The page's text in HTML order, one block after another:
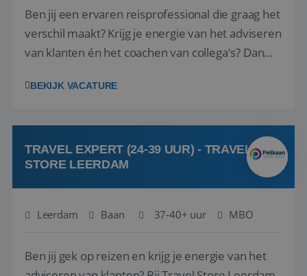
Ben jij een ervaren reisprofessional die graag het
verschil maakt? Krijg je energie van het adviseren
van klanten én het coachen van collega's? Dan
(onderdeel van Pelikaan Travel Group) zoeken
team het reisbureau verder...
BEKIJK VACATURE
TRAVEL EXPERT (24-39 UUR) - TRAVEL
STORE LEERDAM
Leerdam Baan 37-40+ uur MBO
Ben jij gek op reizen en krijg je energie van het